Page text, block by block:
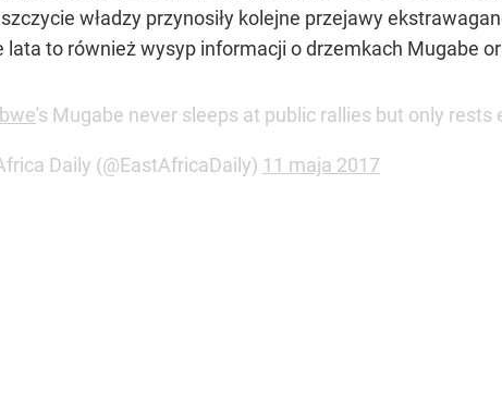
władzy przynosiły kolejne przejawy
lata to również wysyp informacji o drzemkach Mugabe
's Mugabe never sleeps at public rallies but only rests
Daily (@EastAfricaDaily) 11 maja 2017